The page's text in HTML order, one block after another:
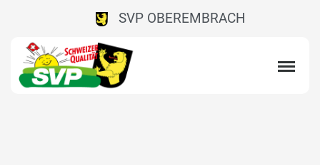
SVP OBEREMBRACH